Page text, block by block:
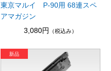
東京マルイ P-90用 68連スペ
アマガジン
3,080円
（税込み）